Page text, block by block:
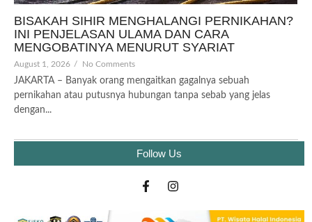
BISAKAH SIHIR MENGHALANGI PERNIKAHAN?
INI PENJELASAN ULAMA DAN CARA
MENGOBATINYA MENURUT SYARIAT
August 1, 2026 / No Comments
JAKARTA – Banyak orang mengaitkan gagalnya sebuah
pernikahan atau putusnya hubungan tanpa sebab yang jelas
dengan...
Follow Us